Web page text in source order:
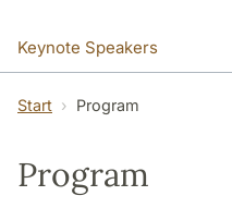
Keynote Speakers
Information (Fees and Dates)
Travel and Accommodations
Start Program
Program